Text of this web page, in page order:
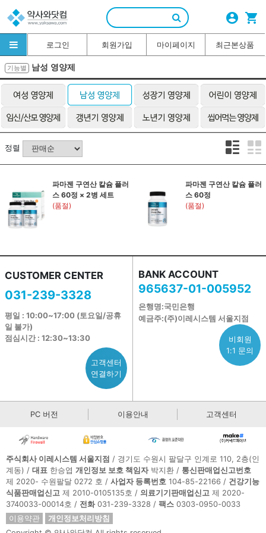
account_circle shopping_cart
로그인 회원가입 마이페이지 최근본상품
기능별 남성 영양제
정렬
파마젠 구연산 칼슘 플러
스 60정 × 2병 세트
(품절)
파마젠 구연산 칼슘 플러
스 60정
(품절)
CUSTOMER CENTER
031-239-3328
평일 : 10:00~17:00 (토요일/공휴
일 불가)
점심시간 : 12:30~13:30
고객센터
연결하기
BANK ACCOUNT
965637-01-005952
은행명:국민은행
예금주:(주)이레시스템 서울지점
비회원
1:1 문의
PC 버전 이용안내 고객센터
주식회사 이레시스템 서울지점 / 경기도 수원시 팔달구 인계로 110, 2층(인
계동) / 대표 한승엽 개인정보 보호 책임자박지환 / 통신판매업신고번호
제 2020- 수원팔달 0272 호 / 사업자 등록번호 104-85-22166 / 건강기능
식품판매업신고 제 2010-0105135호 / 의료기기판매업신고 제 2020-
3740033-00014호 / 전화031-239-3328 / 팩스 0303-0950-0033
이용약관
개인정보처리방침